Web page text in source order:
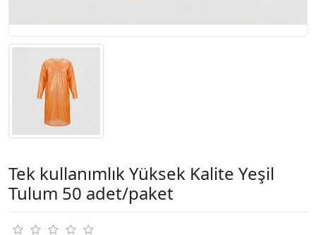
Tek kullanımlık Yüksek Kalite Yeşil
Tulum 50 adet/paket